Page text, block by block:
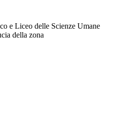
e Liceo delle Scienze Umane
della zona